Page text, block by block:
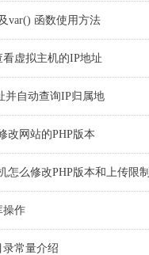
var() 函数使用方法
看虚拟主机的IP地址
并自动查询IP归属地
改网站的PHP版本
怎么修改PHP版本和上传限制
操作
录常量介绍